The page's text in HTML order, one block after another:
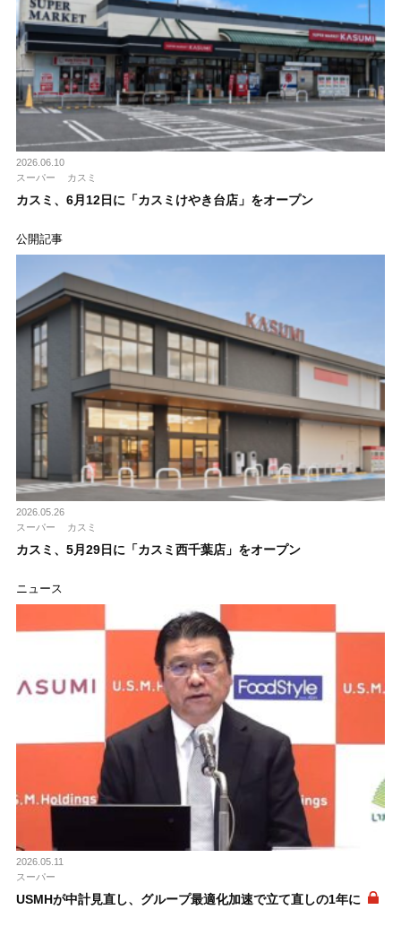
2026.06.10
スーパー
カスミ
カスミ、6月12日に「カスミけやき台店」をオープン
公開記事
2026.05.26
スーパー
カスミ
カスミ、5月29日に「カスミ西千葉店」をオープン
ニュース
2026.05.11
スーパー
USMHが中計見直し、グループ最適化加速で立て直しの1年に